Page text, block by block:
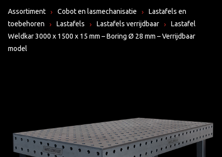
Assortiment Cobot en lasmechanisatie
Lastafels en
toebehoren
Lastafels Lastafels verrijdbaar
Lastafel
Weldkar 3000 x 1500 x 15 mm – Boring Ø 28 mm – Verrijdbaar
model